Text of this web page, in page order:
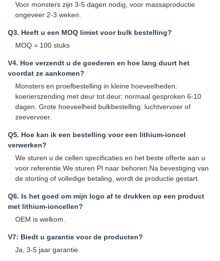
Voor monsters zijn 3-5 dagen nodig, voor massaproductie
ongeveer 2-3 weken.
Q3. Heeft u een MOQ limiet voor bulk bestelling?
MOQ = 100 stuks
V4. Hoe verzendt u de goederen en hoe lang duurt het
voordat ze aankomen?
Monsters en proefbestelling in kleine hoeveelheden:
koerierszending met deur tot deur; normaal gesproken 6-10
dagen. Grote hoeveelheid bulkbestelling: luchtvervoer of
zeevervoer.
Q5. Hoe kan ik een bestelling voor een lithium-ioncel
verwerken?
We sturen u de cellen specificaties en het beste offerte aan u
voor referentie.We sturen PI naar behoren.Na bevestiging van
de storting of volledige betaling, wordt de productie gestart.
Q6. Is het goed om mijn logo af te drukken op een product
met lithium-ioncellen?
OEM is welkom.
V7: Biedt u garantie voor de producten?
Ja, 3-5 jaar garantie.